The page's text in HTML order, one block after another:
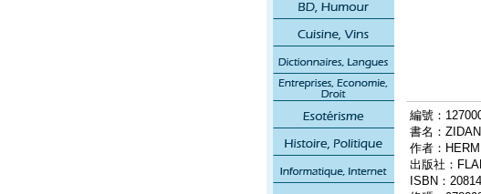
編號：
書名：
作者：
出版社：
ISBN：